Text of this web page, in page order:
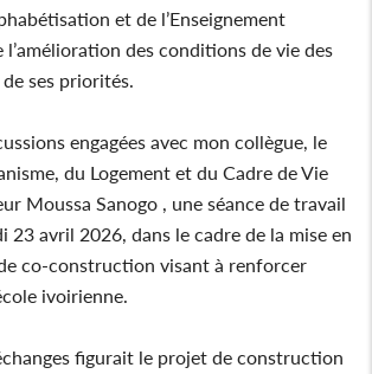
et de l’Enseignement
l’amélioration des conditions de vie des
de ses priorités.
engagées avec mon collègue, le
du Logement et du Cadre de Vie
Moussa Sanogo , une séance de travail
23 avril 2026, dans le cadre de la mise en
co-construction visant à renforcer
ivoirienne.
figurait le projet de construction